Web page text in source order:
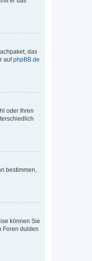
das
aufphpBB.de
oder Ihren
bestimmen,
können Sie
Foren dulden